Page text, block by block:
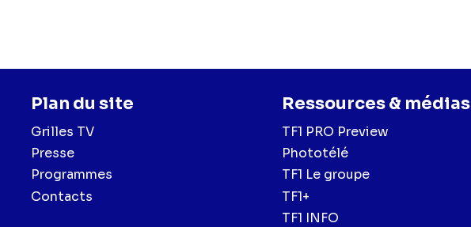
Plan du site
Grilles TV
Presse
Programmes
Contacts
Ressources & médias
TF1 PRO Preview
Phototélé
TF1 Le groupe
TF1+
TF1 INFO